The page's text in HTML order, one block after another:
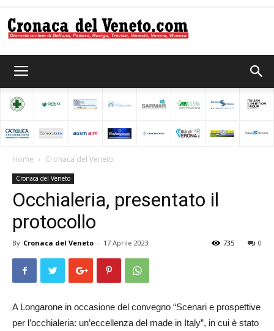
del
Home Cronaca del Veneto
Cronaca del Veneto
Occhialeria, presentato il
protocollo
By Cronaca del Veneto - 17 Aprile 2023 0
735
A Longarone in occasione del convegno “Scenari e prospettive
per l’occhialeria: un’eccellenza del made in Italy”, in cui è stato